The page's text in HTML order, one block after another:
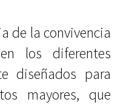
de la convivencia
los diferentes
diseñados para
mayores, que